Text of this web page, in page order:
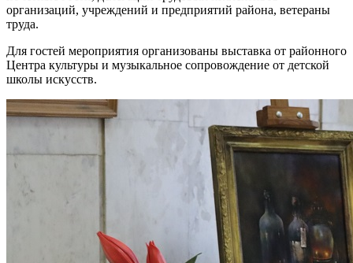
организаций, учреждений и предприятий района, ветераны
труда.
Для гостей мероприятия организованы выставка от районного
Центра культуры и музыкальное сопровождение от детской
школы искусств.